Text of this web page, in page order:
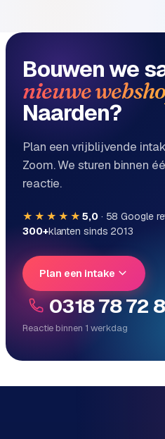
Bouwen we
nieuwe
Naarden?
Plan een vrijblijvende
Zoom. We sturen binnen
reactie.
★★★★★ 5,0· 58 Google
300+klanten sinds 2013
Plan een intake
0318 78 72
Reactie binnen 1 werkdag
Direct persoonlijk contact,